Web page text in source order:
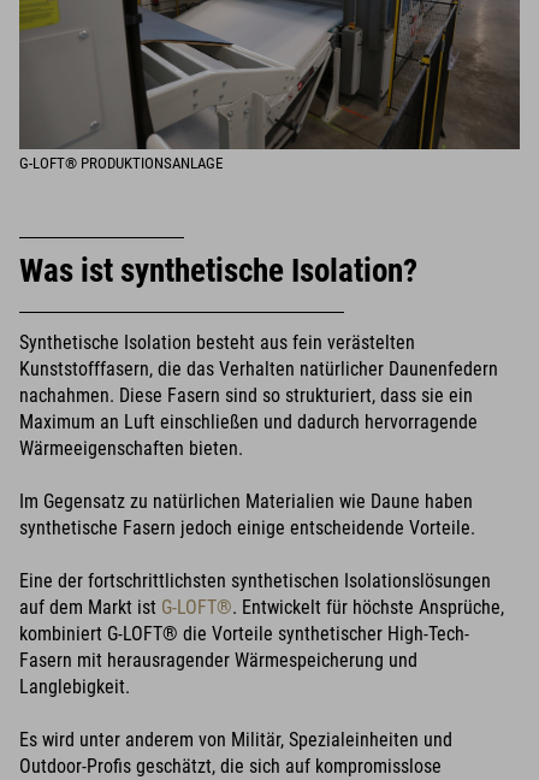
G-LOFT® PRODUKTIONSANLAGE
Was ist synthetische Isolation?
Synthetische Isolation besteht aus fein verästelten
Kunststofffasern, die das Verhalten natürlicher Daunenfedern
nachahmen. Diese Fasern sind so strukturiert, dass sie ein
Maximum an Luft einschließen und dadurch hervorragende
Wärmeeigenschaften bieten.
Im Gegensatz zu natürlichen Materialien wie Daune haben
synthetische Fasern jedoch einige entscheidende Vorteile.
Eine der fortschrittlichsten synthetischen Isolationslösungen
auf dem Markt ist G-LOFT®. Entwickelt für höchste Ansprüche,
kombiniert G-LOFT® die Vorteile synthetischer High-Tech-
Fasern mit herausragender Wärmespeicherung und
Langlebigkeit.
Es wird unter anderem von Militär, Spezialeinheiten und
Outdoor-Profis geschätzt, die sich auf kompromisslose